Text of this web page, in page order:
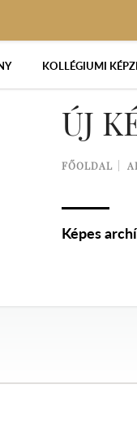
KOLLÉGIUMI
ÚJ
FŐOLDAL
Képes